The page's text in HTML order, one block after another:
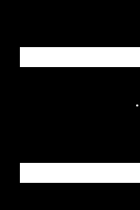
・